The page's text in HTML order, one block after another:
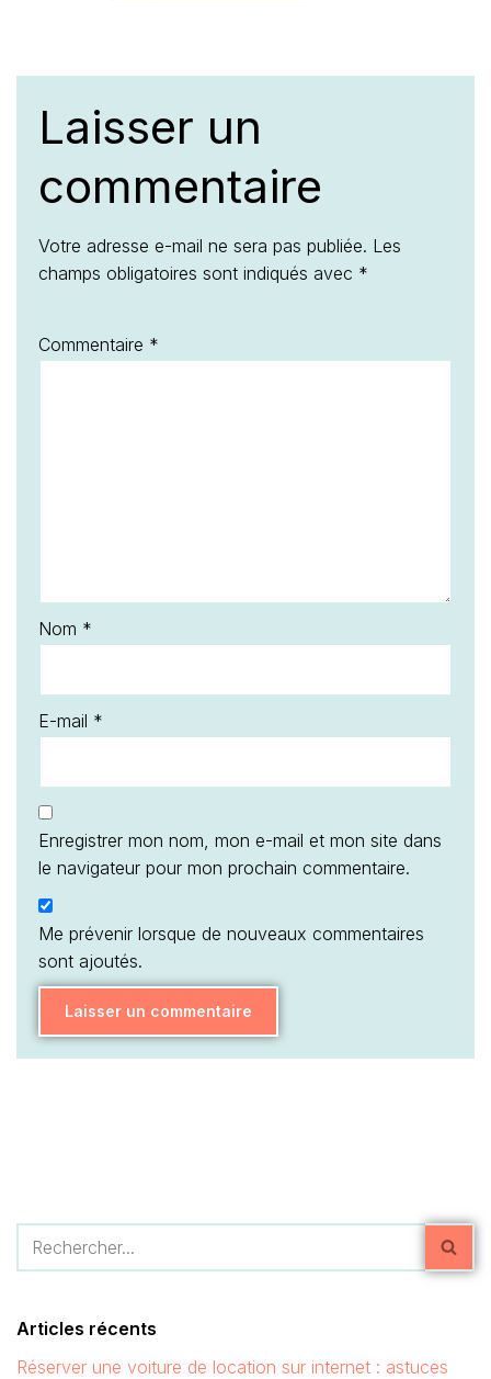
Laisser un
commentaire
Votre adresse e-mail ne sera pas publiée. Les
champs obligatoires sont indiqués avec *
Commentaire *
Nom *
E-mail *
Enregistrer mon nom, mon e-mail et mon site dans
le navigateur pour mon prochain commentaire.
Me prévenir lorsque de nouveaux commentaires
sont ajoutés.
Articles récents
Réserver une voiture de location sur internet : astuces